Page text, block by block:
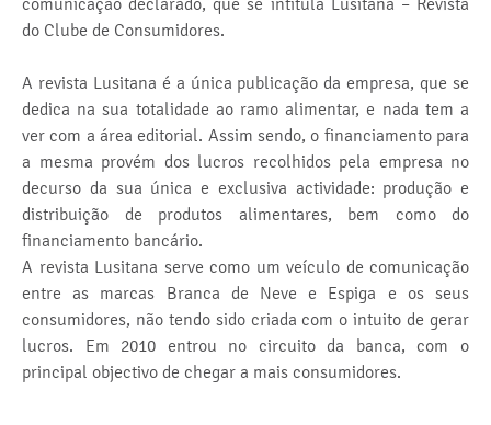
comunicação declarado, que se intitula Lusitana – Revista
do Clube de Consumidores.
A revista Lusitana é a única publicação da empresa, que se
dedica na sua totalidade ao ramo alimentar, e nada tem a
ver com a área editorial. Assim sendo, o financiamento para
a mesma provém dos lucros recolhidos pela empresa no
decurso da sua única e exclusiva actividade: produção e
distribuição de produtos alimentares, bem como do
financiamento bancário.
A revista Lusitana serve como um veículo de comunicação
entre as marcas Branca de Neve e Espiga e os seus
consumidores, não tendo sido criada com o intuito de gerar
lucros. Em 2010 entrou no circuito da banca, com o
principal objectivo de chegar a mais consumidores.